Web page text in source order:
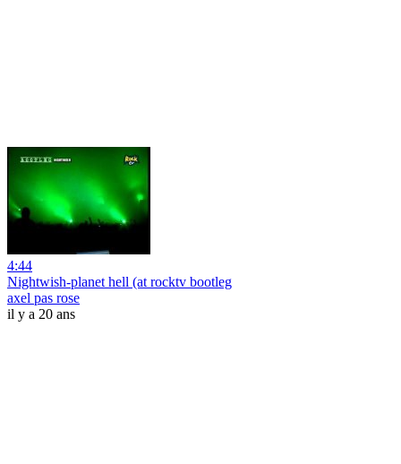
4:44
Nightwish-planet hell (at rocktv bootleg
axel pas rose
il y a 20 ans